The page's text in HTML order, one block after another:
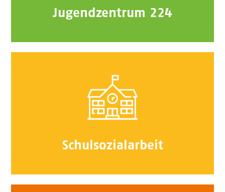
Jugendzentrum 224
Schulsozialarbeit